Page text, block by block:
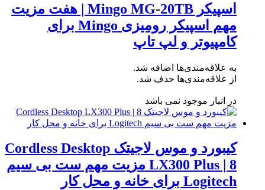
اسپیکر Mingo MG-20TB | هفت مزیت
مهم اسپیکر رومیزی Mingo برای
کامپیوتر و لپ تاپ
به علاقه‌مندی‌ها اضافه شد.
از علاقه‌مندی‌ها حذف شد.
در انبار موجود نمی باشد
کیبورد و موس لاجیتک Cordless Desktop
LX300 Plus | 8 مزیت مهم ست بی سیم
Logitech برای خانه و محل کار